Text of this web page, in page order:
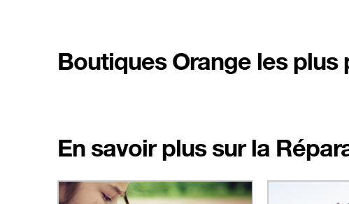
Boutiques Orange les
En savoir plus sur la